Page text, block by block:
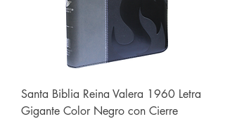
Santa Biblia Reina Valera 1960 Letra
Gigante Color Negro con Cierre